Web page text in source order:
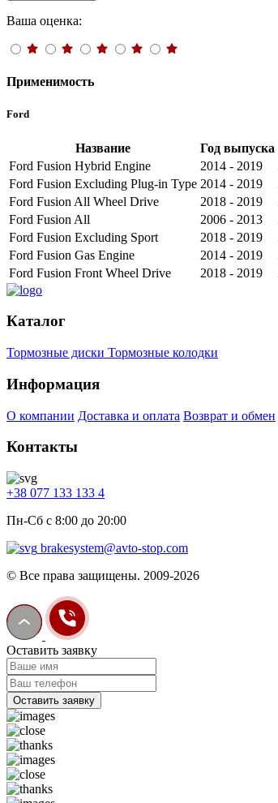
Ваша оценка:
Применимость
Ford
Название Год выпуска
Ford Fusion Hybrid Engine
2014 - 2019
Ford Fusion Excluding Plug-in Type 2014 - 2019
Ford Fusion All Wheel Drive
2018 - 2019
Ford Fusion All
2006 - 2013
Ford Fusion Excluding Sport
2018 - 2019
Ford Fusion Gas Engine
2014 - 2019
Ford Fusion Front Wheel Drive
2018 - 2019
Каталог
Тормозные диски Тормозные колодки
Информация
О компании Доставка и оплата Возврат и обмен
Контакты
+38 077 133 133 4
Пн-Сб с 8:00 до 20:00
brakesystem@avto-stop.com
© Все права защищены. 2009-2026
Оставить заявку
Оставить заявку